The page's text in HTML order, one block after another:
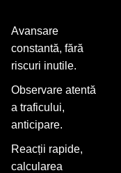
Avansare
constantă, fără
riscuri inutile.
Observare atentă
a traficului,
anticipare.
Reacții rapide,
calcularea